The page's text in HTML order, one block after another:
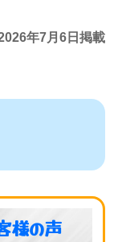
年7月6日掲載
様の声